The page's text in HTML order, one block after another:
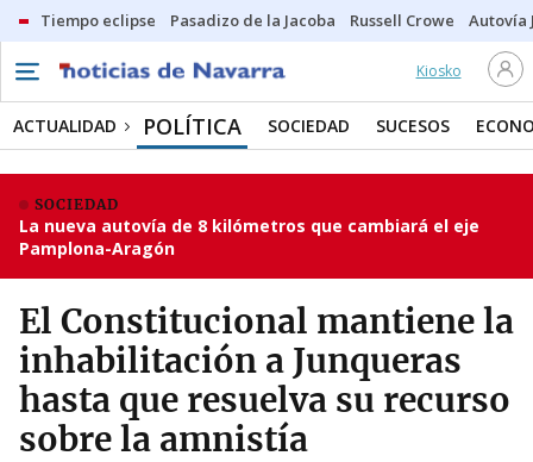
Tiempo eclipse Pasadizo de la Jacoba Russell Crowe Autovía
Kiosko
ACTUALIDAD POLÍTICA SOCIEDAD SUCESOS
SOCIEDAD
La nueva autovía de 8 kilómetros que cambiará el eje
Pamplona-Aragón
El Constitucional mantiene la
inhabilitación a Junqueras
hasta que resuelva su recurso
sobre la amnistía